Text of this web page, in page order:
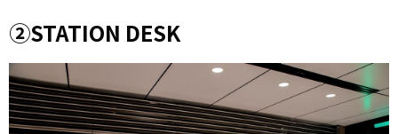
②STATION DESK